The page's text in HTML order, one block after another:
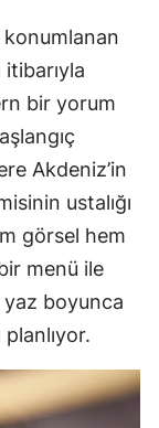
konumlanan
itibarıyla
bir yorum
Akdeniz’in
ustalığı
görsel hem
menü ile
boyunca